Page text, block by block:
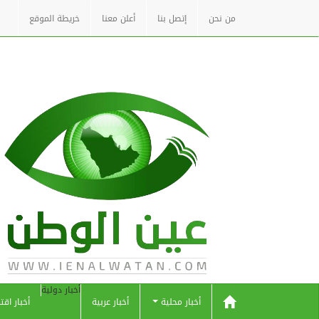
من نحن إتصل بنا أعلن معنا خريطة الموقع
أخبار محلية أخبار عربية
أخبار دولية
أخبار